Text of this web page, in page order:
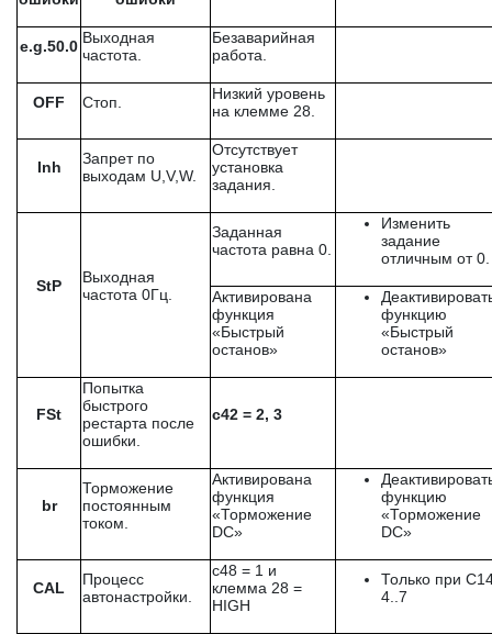
e.g.50.0 Выходная
частота.
Безаварийная
работа.
OFF Стоп.
Низкий уровень
на клемме 28.
Inh
Запрет по
выходам U,V,W.
Отсутствует
установка
задания.
StP
Выходная
частота 0Гц.
Заданная
частота равна 0.
Изменить
задание
отличным от 0.
Активирована
функция
«Быстрый
останов»
функцию
«Быстрый
останов»
FSt
Попытка
быстрого
рестарта после
ошибки.
c42 = 2, 3
br
Торможение
постоянным
током.
Активирована
функция
«Торможение
DC»
функцию
«Торможение
DC»
CAL
Процесс
автонастройки.
с48 = 1 и
клемма 28 =
HIGH
Только при
4..7